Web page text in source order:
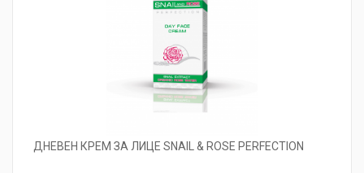
ДНЕВЕН КРЕМ ЗА ЛИЦЕ SNAIL & ROSE PERFECTION